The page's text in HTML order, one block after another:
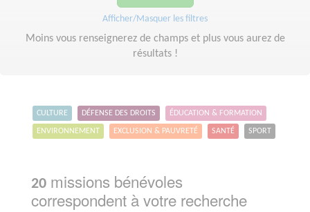
Afficher/Masquer les filtres
Moins vous renseignerez de champs et plus vous aurez de
résultats !
CULTURE DÉFENSE DES DROITS ÉDUCATION & FORMATION
ENVIRONNEMENT EXCLUSION & PAUVRETÉ SANTÉ SPORT
20 missions bénévoles
correspondent à votre recherche